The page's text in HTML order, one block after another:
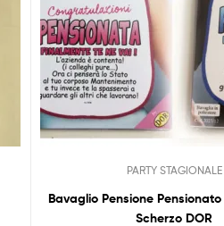
PARTY STAGIONALE
Bavaglio Pensione
Scherzo DOR